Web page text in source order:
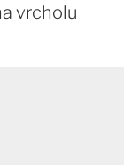
vrcholu